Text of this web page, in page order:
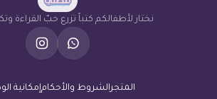
نختار لأطفالكم كتباً تزرع حبّ القراءة
المتجر الشروط والأحكامإمكانية